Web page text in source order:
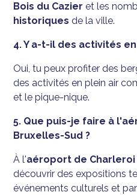
Bois du Cazier et les
historiques de la ville.
4. Y a-t-il des activités
Oui, tu peux profiter des
des activités en plein air
et le pique-nique.
5. Que puis-je faire à
Bruxelles-Sud ?
À l'aéroport de
découvrir des expositions
événements culturels et